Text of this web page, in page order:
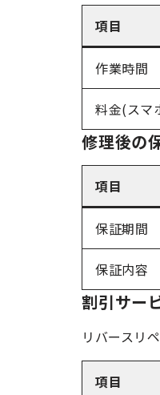
項目
作業時間
料金(スマ
修理後の
項目
保証期間
保証内容
割引サー
リバースリ
項目